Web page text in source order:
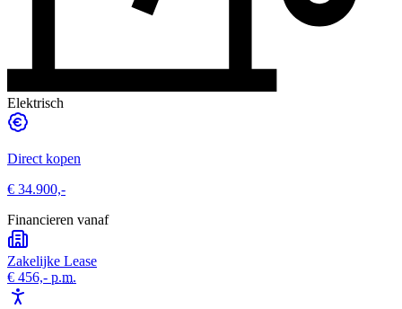
Elektrisch
Direct kopen
€ 34.900,-
Financieren vanaf
Zakelijke Lease
€ 456,- p.m.